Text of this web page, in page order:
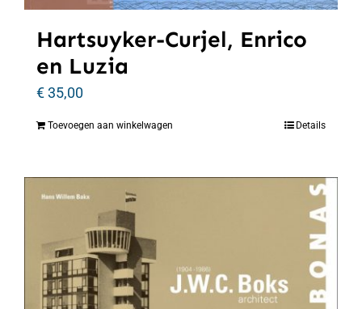
Hartsuyker-Curjel, Enrico
en Luzia
€35,00
Toevoegen aan winkelwagen Details